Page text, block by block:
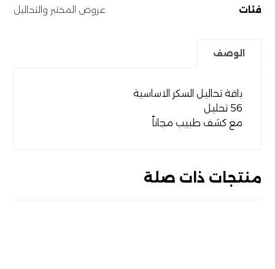
فئات عروض المختبر والتحاليل
الوصف
باقة تحاليل السكر الاساسية
56 تحليل
مع كشف طبيب مجاناً
منتجات ذات صلة